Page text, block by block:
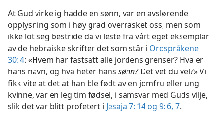
At Gud virkelig hadde en sønn, var en avslørende
opplysning som i høy grad overrasket oss, men som
ikke lot seg bestride da vi leste fra vårt eget eksemplar
av de hebraiske skrifter det som står i Ordspråkene
30: 4: «Hvem har fastsatt alle jordens grenser? Hva er
hans navn, og hva heter hans sønn?Det vet du vel?» Vi
fikk vite at det at han ble født av en jomfru eller ung
kvinne, var en legitim fødsel, i samsvar med Guds vilje,
slik det var blitt profetert i Jesaja 7: 14 og 9: 6, 7.